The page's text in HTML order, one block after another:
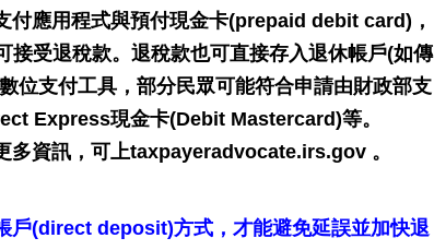
付應用程式與預付現金卡(prepaid debit card)，
受退稅款。退稅款也可直接存入退休帳戶(如傳
位支付工具，部分民眾可能符合申請由財政部支
Express現金卡(Debit Mastercard)等。
多資訊，可上taxpayeradvocate.irs.gov 。
戶(direct deposit)方式，才能避免延誤並加快退